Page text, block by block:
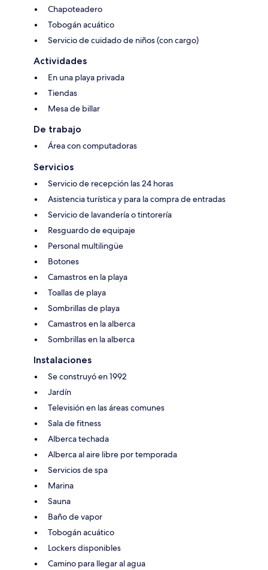
Chapoteadero
Tobogán acuático
Servicio de cuidado de niños (con cargo)
Actividades
En una playa privada
Tiendas
Mesa de billar
De trabajo
Área con computadoras
Servicios
Servicio de recepción las 24 horas
Asistencia turística y para la compra de entradas
Servicio de lavandería o tintorería
Resguardo de equipaje
Personal multilingüe
Botones
Camastros en la playa
Toallas de playa
Sombrillas de playa
Camastros en la alberca
Sombrillas en la alberca
Instalaciones
Se construyó en 1992
Jardín
Televisión en las áreas comunes
Sala de fitness
Alberca techada
Alberca al aire libre por temporada
Servicios de spa
Marina
Sauna
Baño de vapor
Tobogán acuático
Lockers disponibles
Camino para llegar al agua